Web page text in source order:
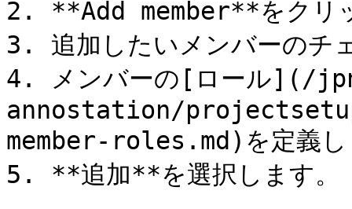
2. **Add member**をクリ
3. 追加したいメンバーのチ
4. メンバーの[ロール](/
annostation/
member-roles.md)を定義し
5. **追加**を選択します。